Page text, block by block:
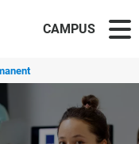
CAMPUS